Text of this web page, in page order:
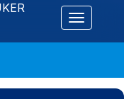
Alternar